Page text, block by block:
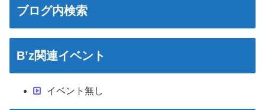
ブログ内検索
B’z関連イベント
イベント無し